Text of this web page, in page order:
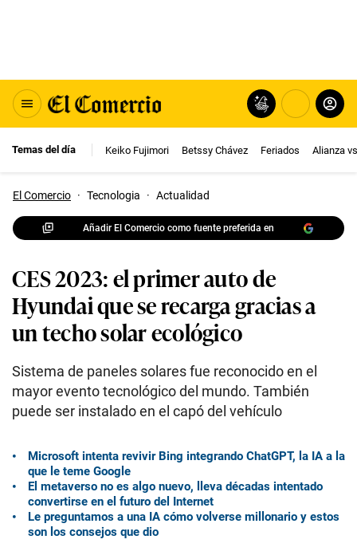
Temas del día Keiko Fujimori Betssy Chávez Feriados Alianza
El Comercio · Tecnologia · Actualidad
Añadir El Comercio como fuente preferida en
CES 2023: el primer auto de
Hyundai que se recarga gracias a
un techo solar ecológico
Sistema de paneles solares fue reconocido en el
mayor evento tecnológico del mundo. También
puede ser instalado en el capó del vehículo
Microsoft intenta revivir Bing integrando ChatGPT, la IA a la
que le teme Google
El metaverso no es algo nuevo, lleva décadas intentado
convertirse en el futuro del Internet
Le preguntamos a una IA cómo volverse millonario y estos
son los consejos que dio